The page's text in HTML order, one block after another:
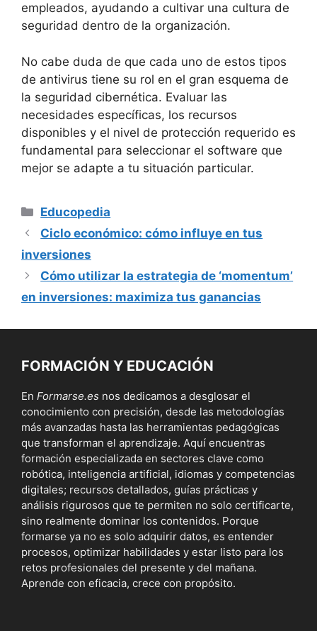
empleados, ayudando ⁤a cultivar una ‌cultura de
seguridad dentro ⁣de la organización.
No cabe duda⁣ de⁤ que cada uno de estos tipos
de antivirus tiene su rol en el gran ⁣esquema de
la seguridad‌ cibernética. Evaluar las⁣
necesidades específicas, los⁣ recursos⁤
disponibles⁤ y ​el nivel de protección⁢ requerido es
fundamental para seleccionar⁤ el software que
mejor se adapte a tu situación ‍particular.
Categorías
Educopedia
Ciclo económico: cómo influye en tus
inversiones
Cómo utilizar la estrategia de ‘momentum’
en inversiones: maximiza tus ganancias
FORMACIÓN Y EDUCACIÓN
En Formarse.es nos dedicamos a desglosar el
conocimiento con precisión, desde las metodologías
más avanzadas hasta las herramientas pedagógicas
que transforman el aprendizaje. Aquí encuentras
formación especializada en sectores clave como
robótica, inteligencia artificial, idiomas y competencias
digitales; recursos detallados, guías prácticas y
análisis rigurosos que te permiten no solo certificarte,
sino realmente dominar los contenidos. Porque
formarse ya no es solo adquirir datos, es entender
procesos, optimizar habilidades y estar listo para los
retos profesionales del presente y del mañana.
Aprende con eficacia, crece con propósito.